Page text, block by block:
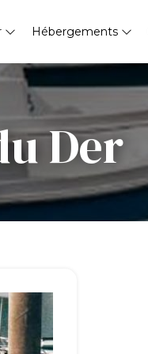
Hébergements
Der